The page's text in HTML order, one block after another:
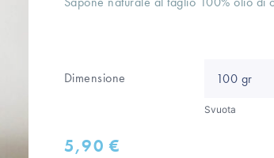
Dimensione
Svuota
5,90€